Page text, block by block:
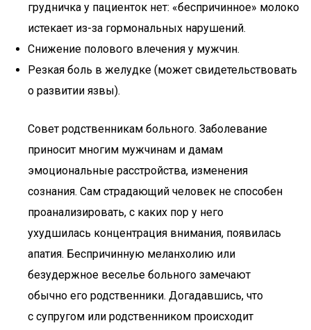
грудничка у пациенток нет: «беспричинное» молоко
истекает из-за гормональных нарушений.
Снижение полового влечения у мужчин.
Резкая боль в желудке (может свидетельствовать
о развитии язвы).
Совет родственникам больного. Заболевание
приносит многим мужчинам и дамам
эмоциональные расстройства, изменения
сознания. Сам страдающий человек не способен
проанализировать, с каких пор у него
ухудшилась концентрация внимания, появилась
апатия. Беспричинную меланхолию или
безудержное веселье больного замечают
обычно его родственники. Догадавшись, что
с супругом или родственником происходит